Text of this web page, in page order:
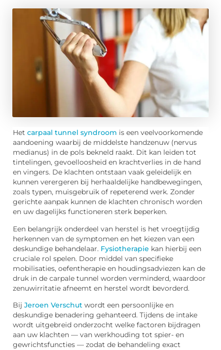
Het carpaal tunnel syndroom is een veelvoorkomende
aandoening waarbij de middelste handzenuw (nervus
medianus) in de pols bekneld raakt. Dit kan leiden tot
tintelingen, gevoelloosheid en krachtverlies in de hand
en vingers. De klachten ontstaan vaak geleidelijk en
kunnen verergeren bij herhaaldelijke handbewegingen,
zoals typen, muisgebruik of repeterend werk. Zonder
gerichte aanpak kunnen de klachten chronisch worden
en uw dagelijks functioneren sterk beperken.
Een belangrijk onderdeel van herstel is het vroegtijdig
herkennen van de symptomen en het kiezen van een
deskundige behandelaar. Fysiotherapie kan hierbij een
cruciale rol spelen. Door middel van specifieke
mobilisaties, oefentherapie en houdingsadviezen kan de
druk in de carpale tunnel worden verminderd, waardoor
zenuwirritatie afneemt en herstel wordt bevorderd.
Bij Jeroen Verschut wordt een persoonlijke en
deskundige benadering gehanteerd. Tijdens de intake
wordt uitgebreid onderzocht welke factoren bijdragen
aan uw klachten — van werkhouding tot spier- en
gewrichtsfuncties — zodat de behandeling exact